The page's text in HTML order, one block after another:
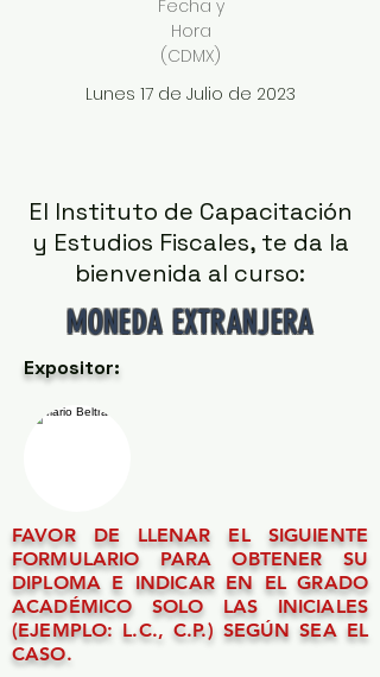
Fecha y
Hora
(CDMX)
Lunes 17 de Julio de 2023
El Instituto de Capacitación
y Estudios Fiscales, te da la
bienvenida al curso:
MONEDA EXTRANJERA
Expositor:
FAVOR DE LLENAR EL SIGUIENTE
FORMULARIO PARA OBTENER SU
DIPLOMA E INDICAR EN EL GRADO
ACADÉMICO SOLO LAS INICIALES
(EJEMPLO: L.C., C.P.) SEGÚN SEA EL
CASO.